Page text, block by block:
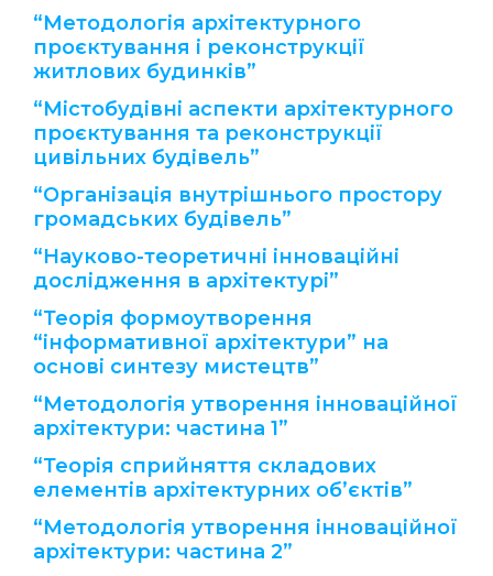
“Методологія архітектурного
проєктування і реконструкції
житлових будинків”
“Містобудівні аспекти архітектурного
проєктування та реконструкції
цивільних будівель”
“Організація внутрішнього простору
громадських будівель”
“Науково-теоретичні інноваційні
дослідження в архітектурі”
“Теорія формоутворення
“інформативної архітектури” на
основі синтезу мистецтв”
“Методологія утворення інноваційної
архітектури: частина 1”
“Теорія сприйняття складових
елементів архітектурних об’єктів”
“Методологія утворення інноваційної
архітектури: частина 2”